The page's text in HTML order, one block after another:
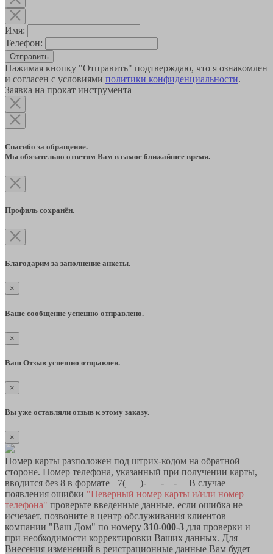
Имя:
Телефон:
Отправить
Нажимая кнопку "Отправить" подтверждаю, что я ознакомлен
и согласен с условиями политики конфиденциальности.
Заявка на прокат инструмента
Спасибо за обращение.
Мы обязательно ответим Вам в самое ближайшее время.
Профиль сохранён.
Благодарим за заполнение анкеты.
×
Ваше сообщение успешно отправлено.
×
Ваш Отзыв успешно отправлен.
×
Вы уже оставляли отзыв к этому заказу.
×
Номер карты разположен под штрих-кодом на обратной
стороне. Номер телефона, указанный при получении карты,
вводится без 8 в формате +7(___)-___-__-__ В случае
появления ошибки "Неверный номер карты и/или номер
телефона" проверьте введенные данные, если ошибка не
исчезает, позвоните в центр обслуживания клиентов
компании "Ваш Дом" по номеру 310-000-3 для проверки и
при необходимости корректировки Ваших данных. Для
Внесения изменений в реистрационные данные Вам будет